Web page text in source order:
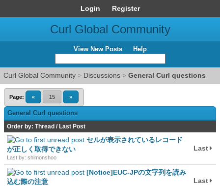
Login Register
Curl Global Community
View New Posts Help
Curl Global Community > Discussions > General Curl questions
Page: « 15 »
General Curl questions
Order by: Thread / Last Post
セルが表示されているレコード
が正しく取得できない
Last by: shimonshoo
Last
[Notice]EUC-JPの文字列を読み
込む際の注意
Last